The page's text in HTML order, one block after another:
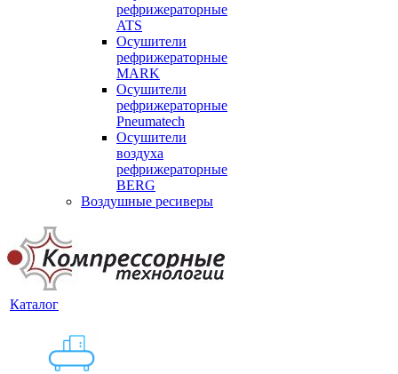
рефрижераторные
ATS
Осушители
рефрижераторные
MARK
Осушители
рефрижераторные
Pneumatech
Осушители
воздуха
рефрижераторные
BERG
Воздушные ресиверы
Каталог